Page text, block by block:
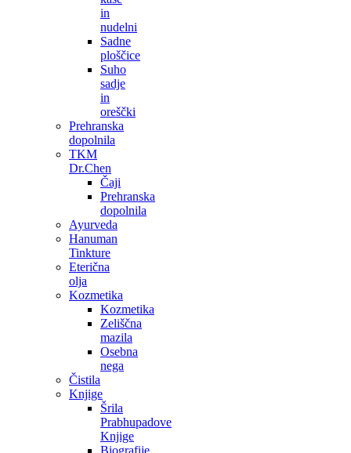
in
nudelni
Sadne
ploščice
Suho
sadje
in
oreščki
Prehranska
dopolnila
TKM
Dr.Chen
Čaji
Prehranska
dopolnila
Ayurveda
Hanuman
Tinkture
Eterična
olja
Kozmetika
Kozmetika
Zeliščna
mazila
Osebna
nega
Čistila
Knjige
Šrila
Prabhupadove
Knjige
Biografije